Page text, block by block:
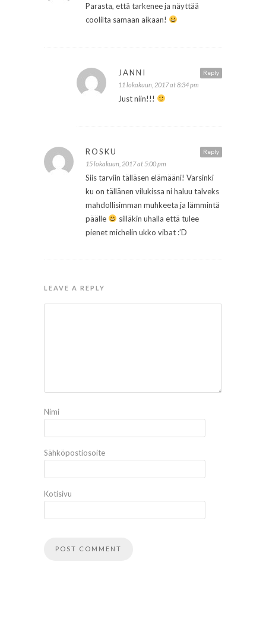
Parasta, että tarkenee ja näyttää
coolilta samaan aikaan!
Reply
JANNI
11 lokakuun, 2017 at 8:34 pm
Just niin!!!
Reply
ROSKU
15 lokakuun, 2017 at 5:00 pm
Siis tarviin tälläsen elämääni! Varsinki
ku on tällänen vilukissa ni haluu talveks
mahdollisimman muhkeeta ja lämmintä
päälle
silläkin uhalla että tulee
pienet michelin ukko vibat :’D
LEAVE A REPLY
Nimi
Sähköpostiosoite
Kotisivu